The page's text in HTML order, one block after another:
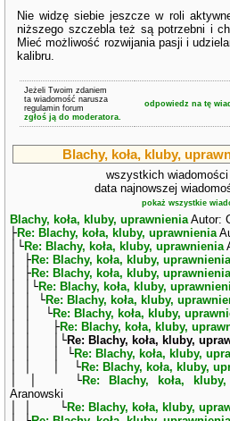
Nie widzę siebie jeszcze w roli
niższego szczebla też są potrzebni i
Mieć możliwość rozwijania pasji i
kalibru.
Jeżeli Twoim zdaniem
ta wiadomość narusza
regulamin forum
zgłoś ją do moderatora.
odpowiedz na tę
Blachy, koła, kluby,
wszystkich
data najnowszej
pokaż wszystkie
Blachy, koła, kluby, uprawnieniaAutor:
├Re: Blachy, koła, kluby, uprawnienia
│└Re: Blachy, koła, kluby, uprawnienia
│ ├Re: Blachy, koła, kluby,
│ ├Re: Blachy, koła, kluby,
│ │└Re: Blachy, koła, kluby,
│ │ └Re: Blachy, koła, kluby,
│ │ └Re: Blachy, koła, kluby,
│ │ ├Re: Blachy, koła, kluby,
│ │ │└Re: Blachy, koła, kluby,
│ │ │ └Re: Blachy, koła, kluby,
│ │ │ └Re: Blachy, koła, kluby,
│ │ └Re: Blachy, koła,
Aranowski
│ │ └Re: Blachy, koła, kluby,